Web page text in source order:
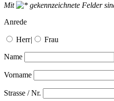
Mit
gekennzeichnete Felder
Anrede
Herr| Frau
Name
Vorname
Strasse / Nr.